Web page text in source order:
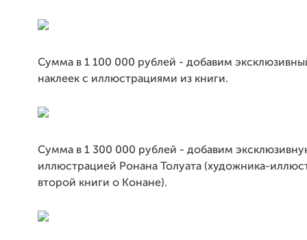
Сумма в 1 100 000 рублей - добавим
наклеек с иллюстрациями из книги.
Сумма в 1 300 000 рублей - добавим
иллюстрацией Ронана Толуата (художника-
второй книги о Конане).